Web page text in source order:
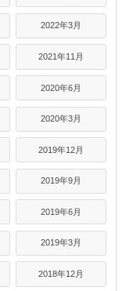
2022年3月
2021年11月
2020年6月
2020年3月
2019年12月
2019年9月
2019年6月
2019年3月
2018年12月